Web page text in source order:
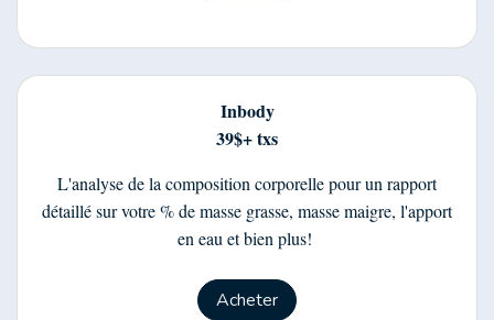
Inbody
39$+ txs
L'analyse de la composition corporelle pour un rapport
détaillé sur votre % de masse grasse, masse maigre, l'apport
en eau et bien plus!
Acheter